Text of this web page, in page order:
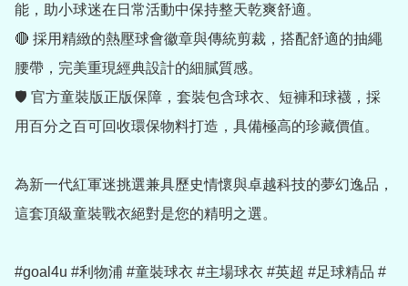
能，助小球迷在日常活動中保持整天乾爽舒適。
🔴 採用精緻的熱壓球會徽章與傳統剪裁，搭配舒適的抽繩
腰帶，完美重現經典設計的細膩質感。
🛡️ 官方童裝版正版保障，套裝包含球衣、短褲和球襪，採
用百分之百可回收環保物料打造，具備極高的珍藏價值。
為新一代紅軍迷挑選兼具歷史情懷與卓越科技的夢幻逸品，
這套頂級童裝戰衣絕對是您的精明之選。
#goal4u #利物浦 #童裝球衣 #主場球衣 #英超 #足球精品 #